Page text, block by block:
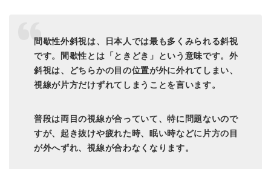
間歇性外斜視は、日本人では最も多くみられる斜視
です。間歇性とは「ときどき」という意味です。外
斜視は、どちらかの目の位置が外に外れてしまい、
視線が片方だけずれてしまうことを言います。
普段は両目の視線が合っていて、特に問題ないので
すが、起き抜けや疲れた時、眠い時などに片方の目
が外へずれ、視線が合わなくなります。